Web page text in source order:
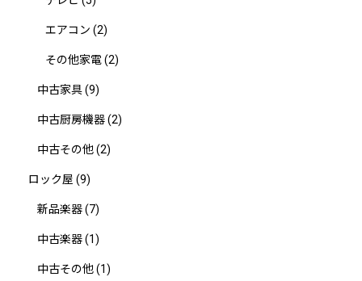
エアコン (2)
その他家電(2)
中古家具(9)
中古厨房機器(2)
中古その他(2)
ロック屋 (9)
新品楽器(7)
中古楽器(1)
中古その他(1)